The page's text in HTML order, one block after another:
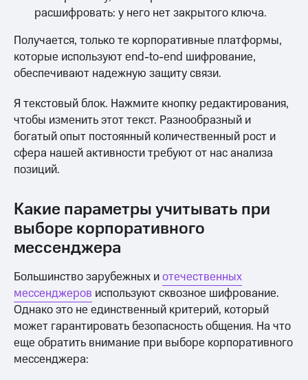
расшифровать: у него нет закрытого ключа.
Получается, только те корпоративные платформы,
которые используют end-to-end шифрование,
обеспечивают надежную защиту связи.
Я текстовый блок. Нажмите кнопку редактирования,
чтобы изменить этот текст. Разнообразный и
богатый опыт постоянный количественный рост и
сфера нашей активности требуют от нас анализа
позиций.
Какие параметры учитывать при
выборе корпоративного
мессенджера
Большинство зарубежных иотечественных
мессенджеров используют сквозное шифрование.
Однако это не единственный критерий, который
может гарантировать безопасность общения. На что
еще обратить внимание при выборе корпоративного
мессенджера: